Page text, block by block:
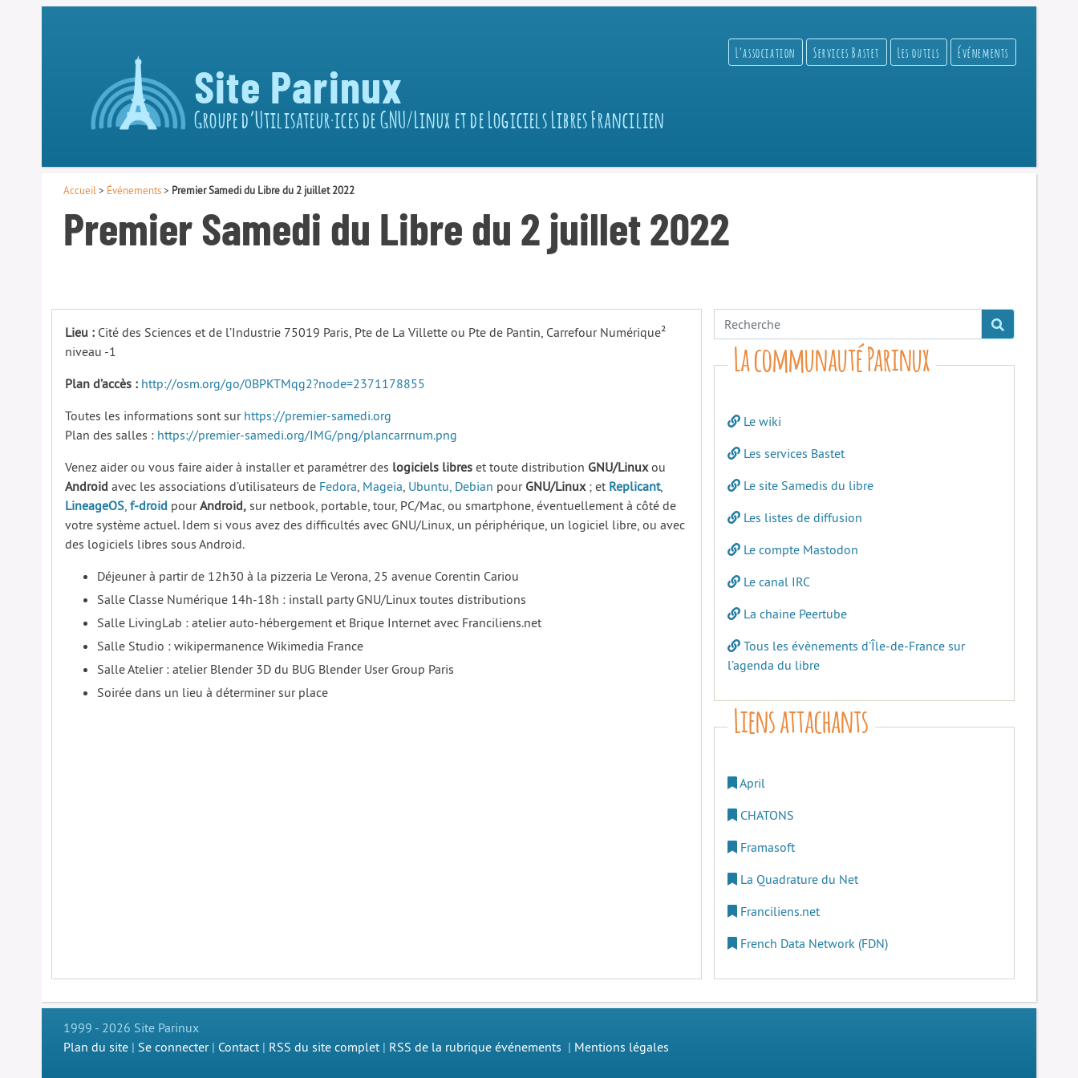
Site Parinux
Groupe d’Utilisateur·ices de GNU/Linux et de Logiciels Libres Francilien
L’association Services Bastet Les outils Événements
Accueil > Événements> Premier Samedi du Libre du 2 juillet 2022
Premier Samedi du Libre du 2 juillet 2022
Lieu : Cité des Sciences et de l’Industrie 75019 Paris, Pte de La Villette ou Pte de Pantin, Carrefour Numérique²
niveau -1
Plan d’accès : http://osm.org/go/0BPKTMqg2?node=2371178855
Toutes les informations sont sur https://premier-samedi.org
Plan des salles : https://premier-samedi.org/IMG/png/plancarrnum.png
Venez aider ou vous faire aider à installer et paramétrer des logiciels libres et toute distribution GNU/Linuxou
Android avec les associations d’utilisateurs de Fedora, Mageia, Ubuntu, Debian pour GNU/Linux; et Replicant,
LineageOS, f-droid pourAndroid, sur netbook, portable, tour, PC/Mac, ou smartphone, éventuellement à côté de
votre système actuel. Idem si vous avez des difficultés avec GNU/Linux, un périphérique, un logiciel libre, ou avec
des logiciels libres sous Android.
Déjeuner à partir de 12h30 à la pizzeria Le Verona, 25 avenue Corentin Cariou
Salle Classe Numérique 14h-18h : install party GNU/Linux toutes distributions
Salle LivingLab : atelier auto-hébergement et Brique Internet avec Franciliens.net
Salle Studio : wikipermanence Wikimedia France
Salle Atelier : atelier Blender 3D du BUG Blender User Group Paris
Soirée dans un lieu à déterminer sur place
La communauté Parinux
Le wiki
Les services Bastet
Le site Samedis du libre
Les listes de diffusion
Le compte Mastodon
Le canal IRC
La chaine Peertube
Tous les évènements d’Île-de-France sur
l’agenda du libre
Liens attachants
April
CHATONS
Framasoft
La Quadrature du Net
Franciliens.net
French Data Network (FDN)
1999 - 2026 Site Parinux
Plan du site | Se connecter| Contact | RSS du site complet | RSS de la rubrique événements | Mentions légales